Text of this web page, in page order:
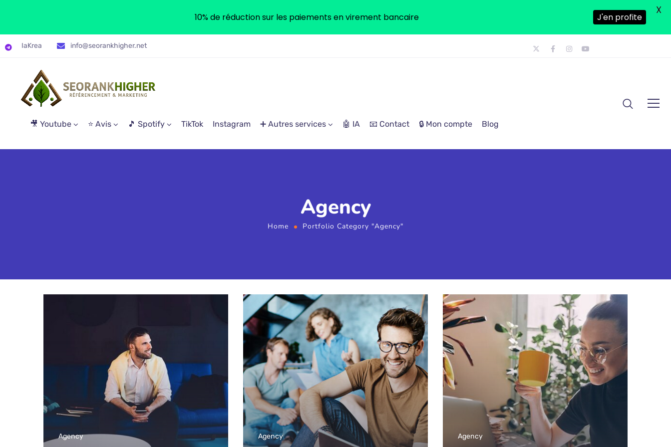
IaKrea info@seorankhigher.net
🎥 Youtube ⭐ Avis 🎵 Spotify TikTok Instagram ➕ Autres services 🤖 IA 📧 Contact 🔒 Mon compte Blog
Agency
Home Portfolio Category "Agency"
Agency Agency Agency
10% de réduction sur les paiements en virement bancaire J'en profite
X